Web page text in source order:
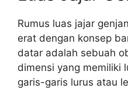
Rumus luas jajar
erat dengan konsep
datar adalah sebuah
dimensi yang memiliki
garis-garis lurus atau